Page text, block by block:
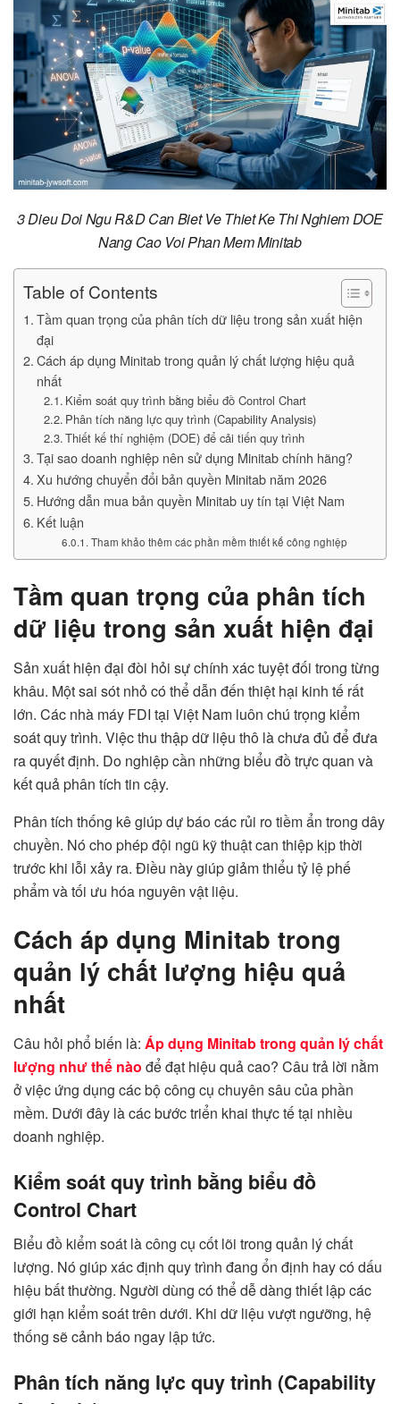
3 Dieu Doi Ngu R&D Can Biet Ve Thiet Ke Thi Nghiem DOE
Nang Cao Voi Phan Mem Minitab
Table of Contents
Tầm quan trọng của phân tích dữ liệu trong sản xuất hiện
đại
Cách áp dụng Minitab trong quản lý chất lượng hiệu quả
nhất
Kiểm soát quy trình bằng biểu đồ Control Chart
Phân tích năng lực quy trình (Capability Analysis)
Thiết kế thí nghiệm (DOE) để cải tiến quy trình
Tại sao doanh nghiệp nên sử dụng Minitab chính hãng?
Xu hướng chuyển đổi bản quyền Minitab năm 2026
Hướng dẫn mua bản quyền Minitab uy tín tại Việt Nam
Kết luận
Tham khảo thêm các phần mềm thiết kế công nghiệp
Tầm quan trọng của phân tích
dữ liệu trong sản xuất hiện đại
Sản xuất hiện đại đòi hỏi sự chính xác tuyệt đối trong từng
khâu. Một sai sót nhỏ có thể dẫn đến thiệt hại kinh tế rất
lớn. Các nhà máy FDI tại Việt Nam luôn chú trọng kiểm
soát quy trình. Việc thu thập dữ liệu thô là chưa đủ để đưa
ra quyết định. Do nghiệp cần những biểu đồ trực quan và
kết quả phân tích tin cậy.
Phân tích thống kê giúp dự báo các rủi ro tiềm ẩn trong dây
chuyền. Nó cho phép đội ngũ kỹ thuật can thiệp kịp thời
trước khi lỗi xảy ra. Điều này giúp giảm thiểu tỷ lệ phế
phẩm và tối ưu hóa nguyên vật liệu.
Cách áp dụng Minitab trong
quản lý chất lượng hiệu quả
nhất
Câu hỏi phổ biến là: Áp dụng Minitab trong quản lý chất
lượng như thế nào để đạt hiệu quả cao? Câu trả lời nằm
ở việc ứng dụng các bộ công cụ chuyên sâu của phần
mềm. Dưới đây là các bước triển khai thực tế tại nhiều
doanh nghiệp.
Kiểm soát quy trình bằng biểu đồ
Control Chart
Biểu đồ kiểm soát là công cụ cốt lõi trong quản lý chất
lượng. Nó giúp xác định quy trình đang ổn định hay có dấu
hiệu bất thường. Người dùng có thể dễ dàng thiết lập các
giới hạn kiểm soát trên dưới. Khi dữ liệu vượt ngưỡng, hệ
thống sẽ cảnh báo ngay lập tức.
Phân tích năng lực quy trình (Capability